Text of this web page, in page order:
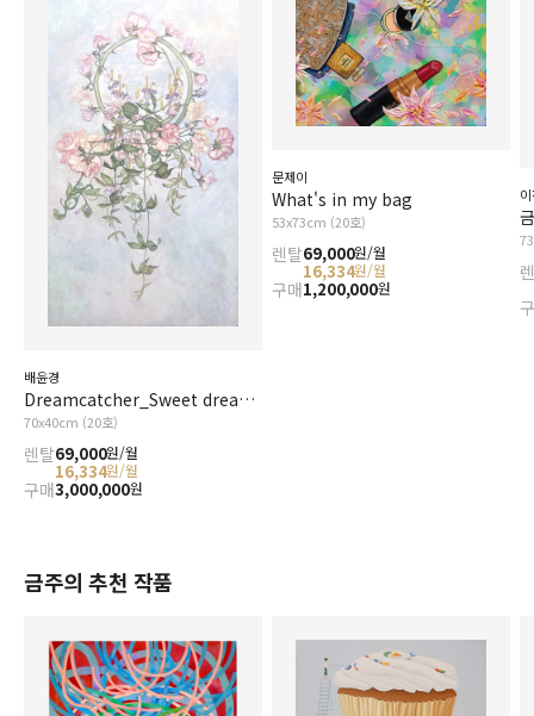
배윤경
Dreamcatcher_Sweet dreams(Good night)
70x40cm (20호)
렌탈69,000원/월
16,334원/월
구매3,000,000원
문제이
What's in my bag
53x73cm (20호)
렌탈69,000원/월
16,334원/월
구매1,200,000원
금주의 추천 작품